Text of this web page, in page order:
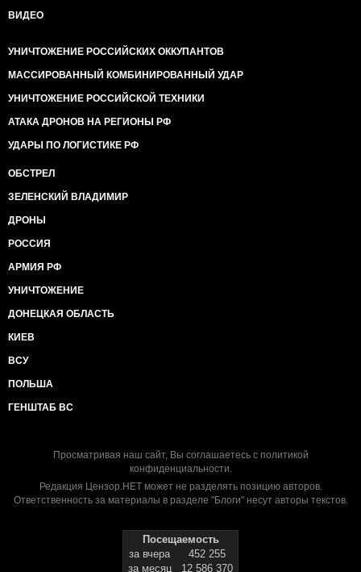
ВИДЕО
УНИЧТОЖЕНИЕ РОССИЙСКИХ ОККУПАНТОВ
МАССИРОВАННЫЙ КОМБИНИРОВАННЫЙ УДАР
УНИЧТОЖЕНИЕ РОССИЙСКОЙ ТЕХНИКИ
АТАКА ДРОНОВ НА РЕГИОНЫ РФ
УДАРЫ ПО ЛОГИСТИКЕ РФ
ОБСТРЕЛ
ЗЕЛЕНСКИЙ ВЛАДИМИР
ДРОНЫ
РОССИЯ
АРМИЯ РФ
УНИЧТОЖЕНИЕ
ДОНЕЦКАЯ ОБЛАСТЬ
КИЕВ
ВСУ
ПОЛЬША
ГЕНШТАБ ВС
Просматривая наш сайт, Вы соглашаетесь с политикой
конфиденциальности.
Редакция Цензор.НЕТ может не разделять позицию авторов.
Ответственность за материалы в разделе "Блоги" несут авторы текстов.
Посещаемость
за вчера
452 255
за месяц
12 586 370